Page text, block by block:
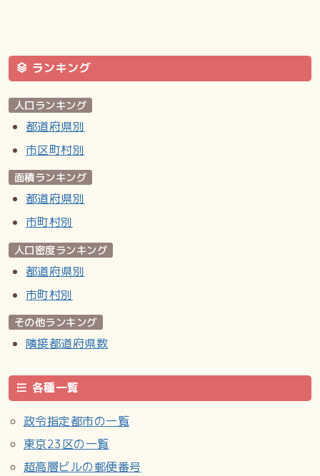
ランキング
人口ランキング
都道府県別
市区町村別
面積ランキング
都道府県別
市町村別
人口密度ランキング
都道府県別
市町村別
その他ランキング
隣接都道府県数
各種一覧
政令指定都市の一覧
東京23区の一覧
超高層ビルの郵便番号